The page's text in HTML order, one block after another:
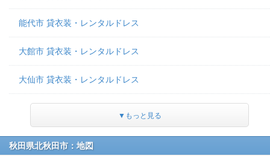
能代市 貸衣装・レンタルドレス
大館市 貸衣装・レンタルドレス
大仙市 貸衣装・レンタルドレス
▼もっと見る
秋田県北秋田市：地図